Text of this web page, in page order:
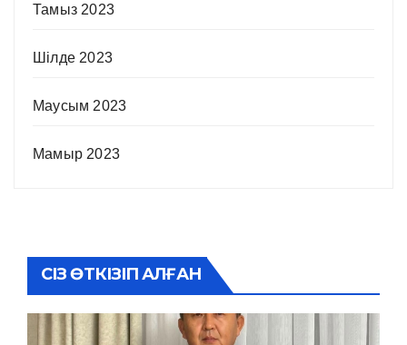
Тамыз 2023
Шілде 2023
Маусым 2023
Мамыр 2023
СІЗ ӨТКІЗІП АЛҒАН